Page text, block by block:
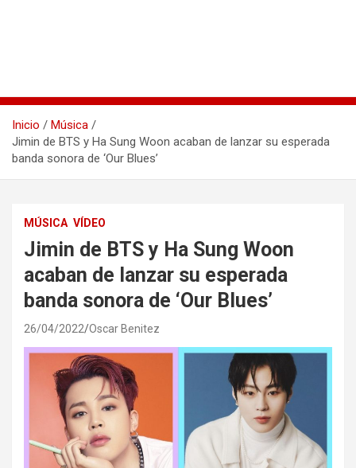
Inicio
Música
Jimin de BTS y Ha Sung Woon acaban de lanzar su esperada
banda sonora de ‘Our Blues’
MÚSICA VÍDEO
Jimin de BTS y Ha Sung Woon
acaban de lanzar su esperada
banda sonora de ‘Our Blues’
26/04/2022 Oscar Benitez